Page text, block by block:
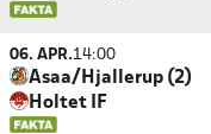
06. APR.14:00
Asaa/Hjallerup (2)
Holtet IF